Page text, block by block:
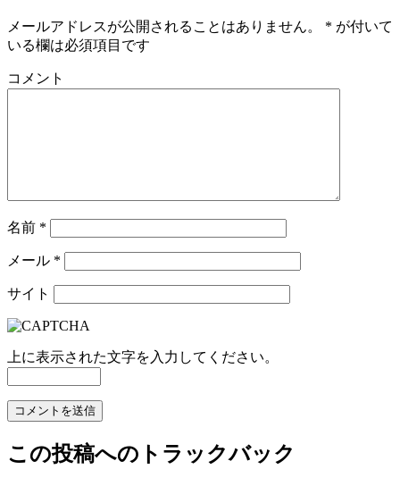
メールアドレスが公開されることはありません。 * が付いて
いる欄は必須項目です
コメント
名前 *
メール *
サイト
上に表示された文字を入力してください。
この投稿へのトラックバック